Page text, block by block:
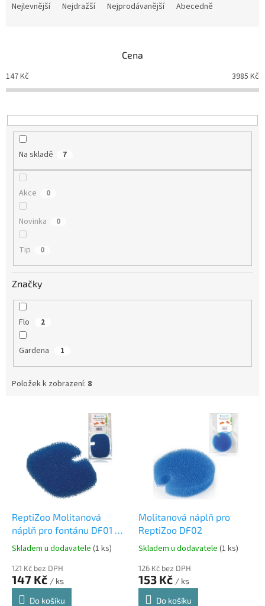
p
r
o
u
Nejlevnější Nejdražší Nejprodávanější Abecedně
Cena
147Kč 3985 Kč
Na skladě 7
Akce 0
Novinka 0
Tip 0
Značky
Flo 2
Gardena 1
Položek k zobrazení: 8
ReptiZoo Molitanová
náplň pro fontánu DF01 a
DF09
Skladem u dodavatele (1 ks)
121 Kč bez DPH
147 Kč / ks
Do košíku
Molitanová náplň pro
ReptiZoo DF02
Skladem u dodavatele (1 ks)
126 Kč bez DPH
153 Kč / ks
Do košíku